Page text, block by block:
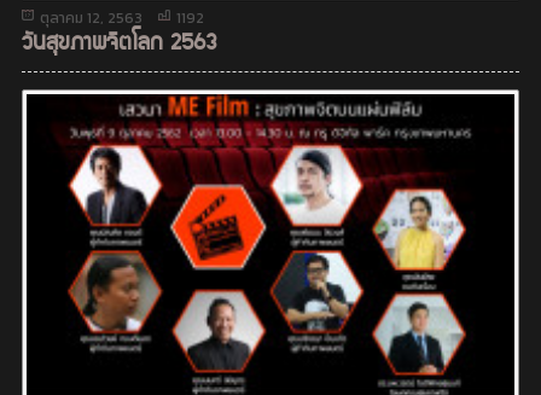
ตุลาคม 12, 2563 1192
วันสุขภาพจิตโลก 2563